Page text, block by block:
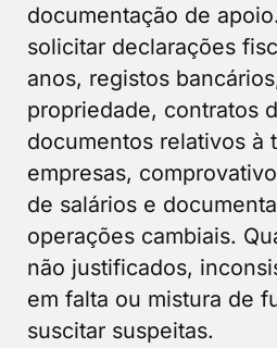
documentação de
solicitar declarações
anos, registos
propriedade, contratos
documentos relativos à
empresas,
de salários e
operações cambiais.
não justificados,
em falta ou mistura de
suscitar suspeitas.